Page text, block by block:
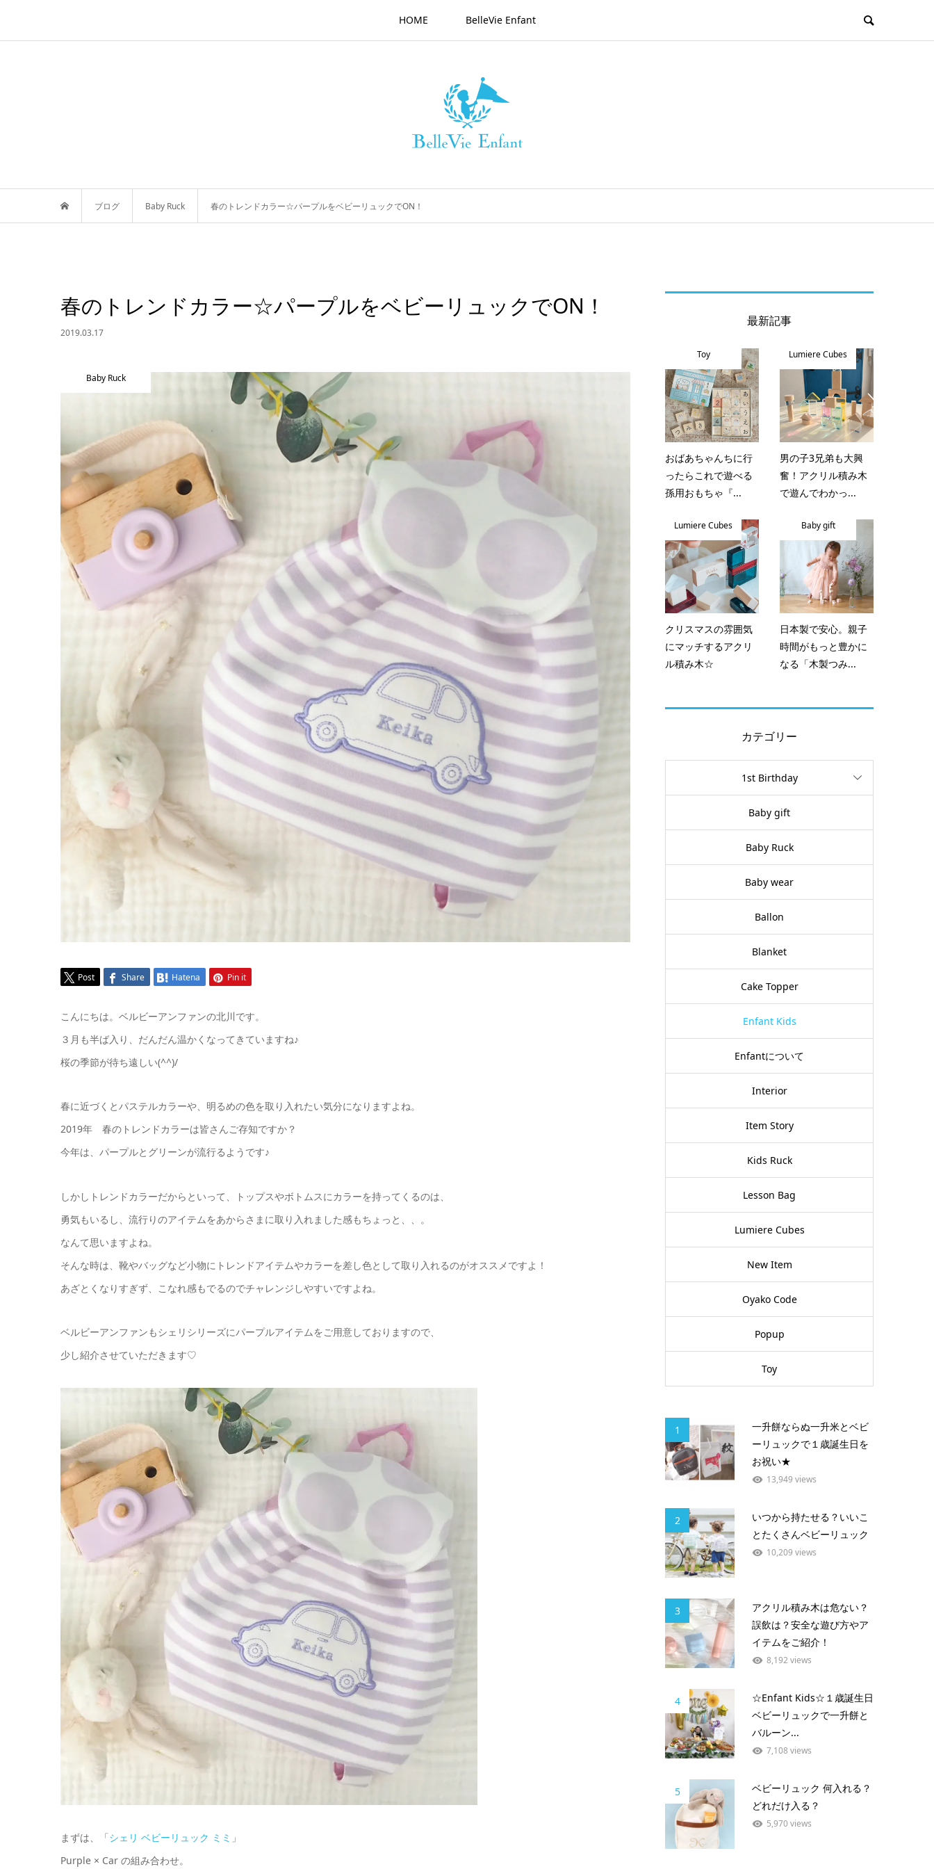
HOME BelleVie Enfant
ブログ Baby Ruck 春のトレンドカラー☆パープルをベビーリュックでON！
春のトレンドカラー☆パープルをベビーリュックでON！
2019.03.17
Baby Ruck
Post Share Hatena Pin it
こんにちは。ベルビーアンファンの北川です。
３月も半ば入り、だんだん温かくなってきていますね♪
桜の季節が待ち遠しい(^^)/
春に近づくとパステルカラーや、明るめの色を取り入れたい気分になりますよね。
2019年 春のトレンドカラーは皆さんご存知ですか？
今年は、パープルとグリーンが流行るようです♪
しかしトレンドカラーだからといって、トップスやボトムスにカラーを持ってくるのは、
勇気もいるし、流行りのアイテムをあからさまに取り入れました感もちょっと、、。
なんて思いますよね。
そんな時は、靴やバッグなど小物にトレンドアイテムやカラーを差し色として取り入れるのがオススメですよ！
あざとくなりすぎず、こなれ感もでるのでチャレンジしやすいですよね。
ベルビーアンファンもシェリシリーズにパープルアイテムをご用意しておりますので、
少し紹介させていただきます♡
まずは、「シェリ ベビーリュック ミミ 」
Purple × Car の組み合わせ。
最新記事
Toy
おばあちゃんちに行
ったらこれで遊べる
孫用おもちゃ『...
Lumiere Cubes
男の子3兄弟も大興
奮！アクリル積み木
で遊んでわかっ...
Lumiere Cubes
クリスマスの雰囲気
にマッチするアクリ
ル積み木☆
Baby gift
日本製で安心。親子
時間がもっと豊かに
なる「木製つみ...
カテゴリー
1st Birthday
Baby gift
Baby Ruck
Baby wear
Ballon
Blanket
Cake Topper
Enfant Kids
Enfantについて
Interior
Item Story
Kids Ruck
Lesson Bag
Lumiere Cubes
New Item
Oyako Code
Popup
Toy
1
一升餅ならぬ一升米とベビ
ーリュックで１歳誕生日を
お祝い★
13,949 views
2
いつから持たせる？いいこ
とたくさんベビーリュック
10,209 views
3
アクリル積み木は危ない？
誤飲は？安全な遊び方やア
イテムをご紹介！
8,192 views
4
☆Enfant Kids☆１歳誕生日
ベビーリュックで一升餅と
バルーン...
7,108 views
5
ベビーリュック 何入れる？
どれだけ入る？
5,970 views